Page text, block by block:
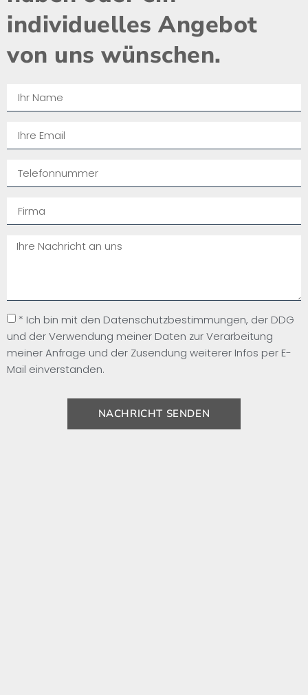
individuelles Angebot
von uns wünschen.​
* Ich bin mit den Datenschutzbestimmungen, der DDG
und der Verwendung meiner Daten zur Verarbeitung
meiner Anfrage und der Zusendung weiterer Infos per E-
Mail einverstanden.
NACHRICHT SENDEN